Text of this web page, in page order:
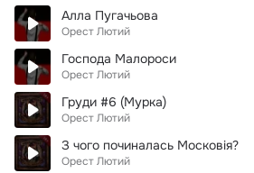
Алла Пугачьова
Орест Лютий
Господа Малороси
Орест Лютий
Груди #6 (Мурка)
Орест Лютий
З чого починалась Московія?
Орест Лютий